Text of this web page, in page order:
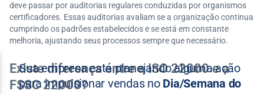
deve passar por auditorias regulares conduzidas por organismos
certificadores. Essas auditorias avaliam se a organização continua
cumprindo os padrões estabelecidos e se está em constante
melhoria, ajustando seus processos sempre que necessário.
Existe diferença entre a ISO 22000 e a
FSSC 22000?